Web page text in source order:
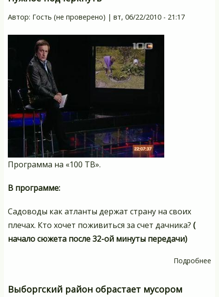
Автор: Гость (не проверено) | вт, 06/22/2010 - 21:17
Программа на «100 ТВ».
В программе:
Садоводы как атланты держат страну на своих
плечах. Кто хочет поживиться за счет дачника? (
начало сюжета после 32-ой минуты передачи)
Подробнее
Выборгский район обрастает мусором